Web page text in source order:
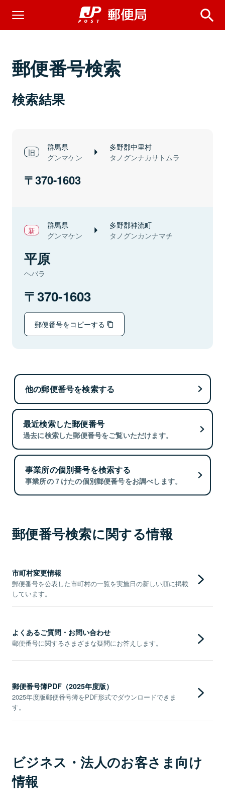
郵便番号検索
検索結果
群馬県
グンマケン
多野郡中里村
タノグンナカサトムラ
370-1603
群馬県
グンマケン
多野郡神流町
タノグンカンナマチ
平原
ヘバラ
370-1603
郵便番号をコピーする
他の郵便番号を検索する
最近検索した郵便番号
過去に検索した郵便番号をご覧いただけます。
事業所の個別番号を検索する
事業所の７けたの個別郵便番号をお調べします。
郵便番号検索に関する情報
市町村変更情報
郵便番号を公表した市町村の一覧を実施日の新しい順に掲載
しています。
よくあるご質問・お問い合わせ
郵便番号に関するさまざまな疑問にお答えします。
郵便番号簿PDF（2025年度版）
2025年度版郵便番号簿をPDF形式でダウンロードできま
す。
ビジネス・法人のお客さま向け
情報